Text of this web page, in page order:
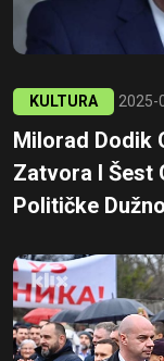
KULTURA 2025-
Milorad Dodik
Zatvora I Šest
Političke